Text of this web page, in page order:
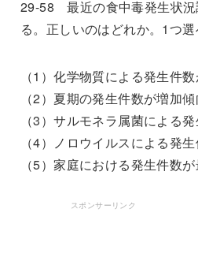
29-58 最近の食中毒発生状況
る。正しいのはどれか。1つ選
（1）化学物質による発生件数
（2）夏期の発生件数が増加傾
（3）サルモネラ属菌による
（4）ノロウイルスによる発
（5）家庭における発生件数が
スポンサーリンク